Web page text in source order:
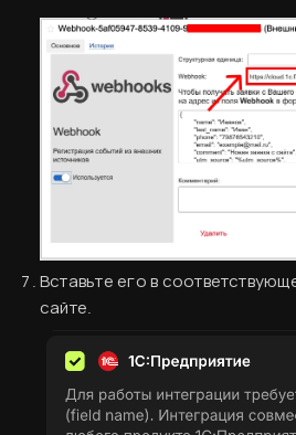
База знаний
Создание аккаунта
Вставьте его в
сайте.
Согласен